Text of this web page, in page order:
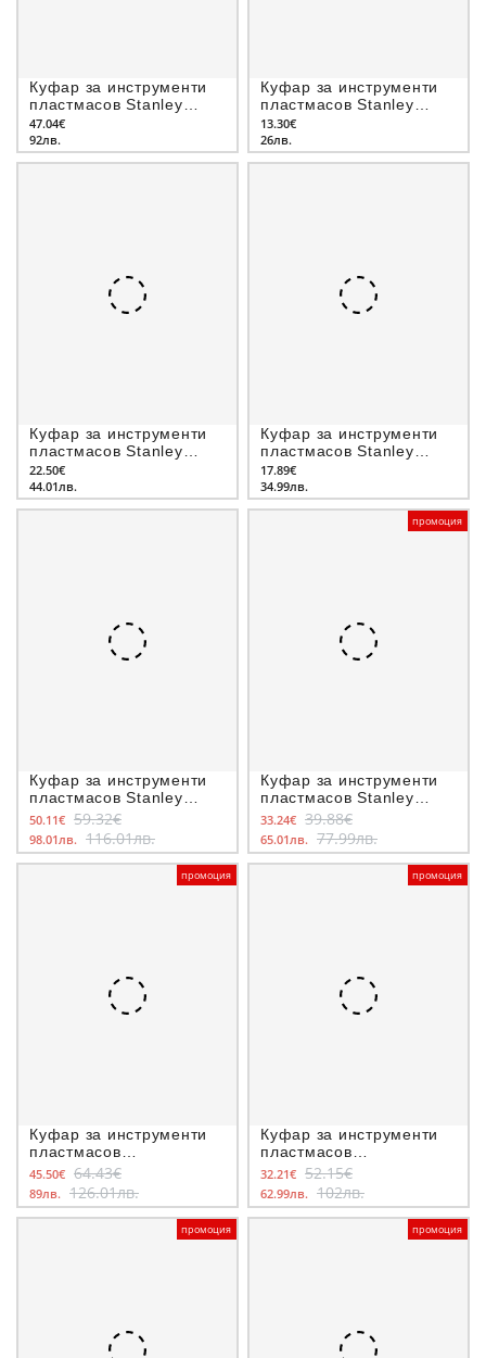
Куфар за инструменти
пластмасов Stanley
662х293х222 мм
47.04€
92лв.
Куфар за инструменти
пластмасов Stanley
400х209х183 мм
13.30€
26лв.
Куфар за инструменти
пластмасов Stanley
508х249х249 мм
22.50€
44.01лв.
Куфар за инструменти
пластмасов Stanley
359х324х137 мм
17.89€
34.99лв.
Куфар за инструменти
пластмасов Stanley
497х295х293 мм
50.11€ 59.32€
98.01лв. 116.01лв.
промоция
Куфар за инструменти
пластмасов Stanley
440х332х302 мм
33.24€ 39.88€
65.01лв. 77.99лв.
промоция
Куфар за инструменти
пластмасов
295x395x320 мм, Makita
MKP4
45.50€ 64.43€
89лв. 126.01лв.
промоция
Куфар за инструменти
пластмасов
295x395x210 мм, Makita
MKP3
32.21€ 52.15€
62.99лв. 102лв.
промоция промоция